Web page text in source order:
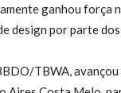
ganhou força
design por parte
TBWA, avançou